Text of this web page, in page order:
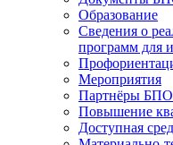
Образование
Сведения о
программ для
Мероприятия
Партнёры
Повышение
Доступная